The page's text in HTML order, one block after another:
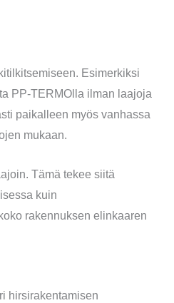
Esimerkiksi
PP-TERMOlla ilman laajoja
paikalleen myös vanhassa
mukaan.
Tämä tekee siitä
kuin
rakennuksen elinkaaren
hirsirakentamisen